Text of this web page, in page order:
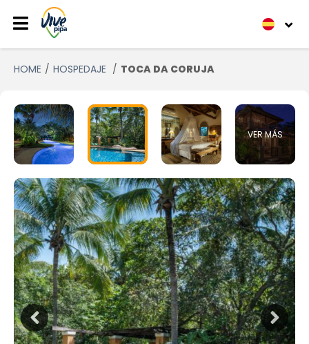
HOME HOSPEDAJE TOCA DA CORUJA
VER MÁS